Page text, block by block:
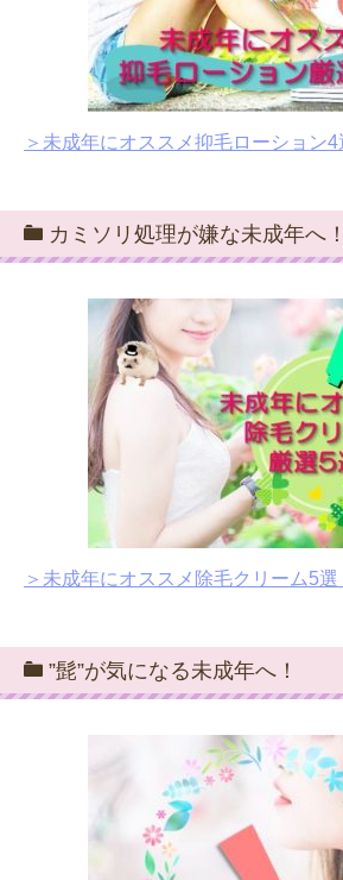
＞未成年にオススメ抑毛ローション4
カミソリ処理が嫌な未成年へ！
＞未成年にオススメ除毛クリーム5選
”髭”が気になる未成年へ！